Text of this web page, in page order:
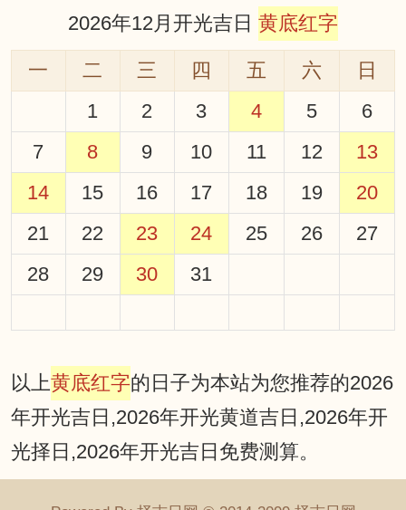
2026年12月开光吉日 黄底红字
一 二 三 四 五 六
日
1
2 3 4 5
6
7
8 9 10 11 12
13
14
15 16 17 18 19
20
21
22 23 24 25 26
27
28
29 30 31
以上黄底红字的日子为本站为您推荐的2026
年开光吉日,2026年开光黄道吉日,2026年开
光择日,2026年开光吉日免费测算。